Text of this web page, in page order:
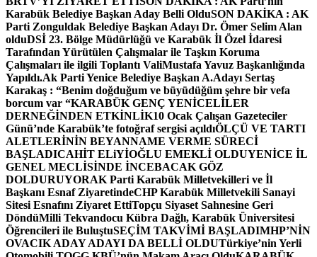
Karabük Belediye Başkan Aday Belli OlduSON DAKİKA : AK
Parti Zonguldak Belediye Başkan Adayı Dr. Ömer Selim Alan
olduDSİ 23. Bölge Müdürlüğü ve Karabük İl Özel İdaresi
Tarafından Yürütülen Çalışmalar ile Taşkın Koruma
Çalışmaları ile ilgili Toplantı ValiMustafa Yavuz Başkanlığında
Yapıldı.Ak Parti Yenice Belediye Başkan A.Adayı Sertaş
Karakaş : “Benim doğduğum ve büyüdüğüm şehre bir vefa
borcum var “KARABÜK GENÇ YENİCELİLER
DERNEĞİNDEN ETKİNLİK10 Ocak Çalışan Gazeteciler
Günü’nde Karabük’te fotoğraf sergisi açıldıÖLÇÜ VE TARTI
ALETLERİNİN BEYANNAME VERME SÜRECİ
BAŞLADICAHİT ELiYİOĞLU EMEKLİ OLDUYENİCE İL
GENEL MECLİSİNDE İNCEBACAK GÖZ
DOLDURUYORAK Parti Karabük Milletvekilleri ve İl
Başkanı Esnaf ZiyaretindeCHP Karabük Milletvekili Sanayi
Sitesi Esnafını Ziyaret EttiTopçu Siyaset Sahnesine Geri
DöndüMilli Tekvandocu Kübra Dağlı, Karabük Üniversitesi
Öğrencileri ile BuluştuSEÇİM TAKVİMİ BAŞLADIMHP’NİN
OVACIK ADAY ADAYI DA BELLİ OLDUTürkiye’nin Yerli